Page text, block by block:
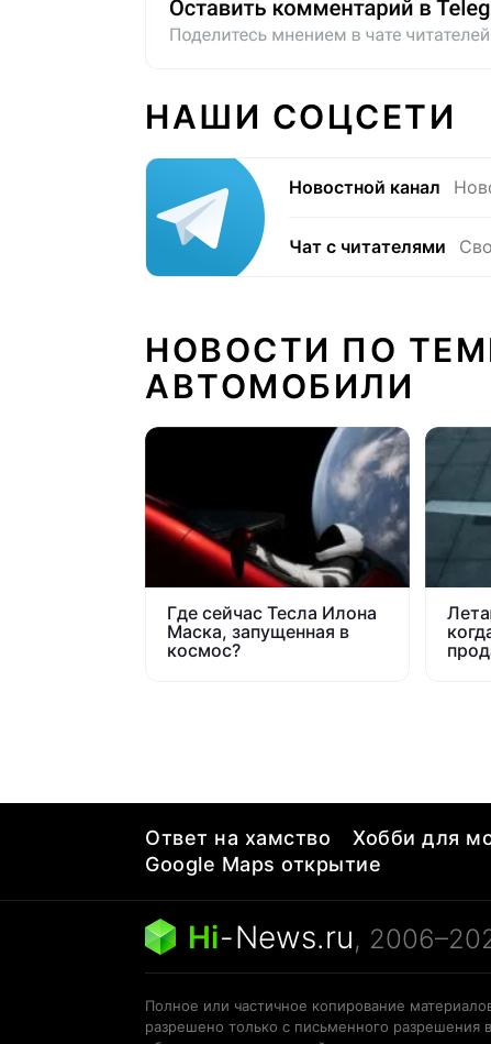
НАШИ СОЦСЕТИ
Новостной канал
Чат с читателями
НОВОСТИ ПО
АВТОМОБИЛИ
Где сейчас Тесла Илона
Маска, запущенная в
космос?
Ответ на хамство Хобби для
Google Maps открытие
Hi-News.ru,
Полное или частичное копирование
разрешено только с письменного разрешения